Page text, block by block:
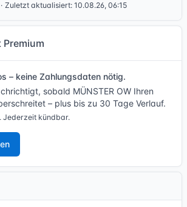
· Zuletzt aktualisiert: 10.08.26, 06:15
– keine Zahlungsdaten nötig.
sobald MÜNSTER OW Ihren
– plus bis zu 30 Tage Verlauf.
Jederzeit kündbar.